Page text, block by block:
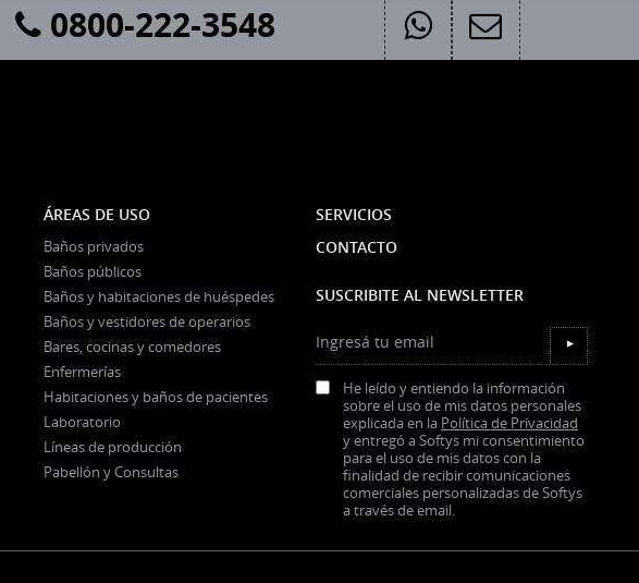
0800-222-3548
ÁREAS DE USO
Baños privados
Baños públicos
Baños y habitaciones de huéspedes
Baños y vestidores de operarios
Bares, cocinas y comedores
Enfermerías
Habitaciones y baños de pacientes
Laboratorio
Líneas de producción
Pabellón y Consultas
SERVICIOS
CONTACTO
SUSCRIBITE AL NEWSLETTER
Ingresá tu email
He leído y entiendo la información
sobre el uso de mis datos personales
explicada en la Política de Privacidad
y entregó a Softys mi consentimiento
para el uso de mis datos con la
finalidad de recibir comunicaciones
comerciales personalizadas de Softys
a través de email.
▼